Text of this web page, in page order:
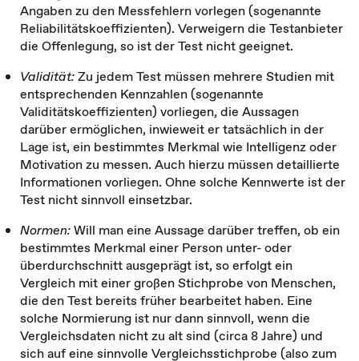
Angaben zu den Messfehlern vorlegen (sogenannte
Reliabilitätskoeffizienten). Verweigern die Testanbieter
die Offenlegung, so ist der Test nicht geeignet.
Validität:Zu jedem Test müssen mehrere Studien mit
entsprechenden Kennzahlen (sogenannte
Validitätskoeffizienten) vorliegen, die Aussagen
darüber ermöglichen, inwieweit er tatsächlich in der
Lage ist, ein bestimmtes Merkmal wie Intelligenz oder
Motivation zu messen. Auch hierzu müssen detaillierte
Informationen vorliegen. Ohne solche Kennwerte ist der
Test nicht sinnvoll einsetzbar.
Normen:Will man eine Aussage darüber treffen, ob ein
bestimmtes Merkmal einer Person unter- oder
überdurchschnitt ausgeprägt ist, so erfolgt ein
Vergleich mit einer großen Stichprobe von Menschen,
die den Test bereits früher bearbeitet haben. Eine
solche Normierung ist nur dann sinnvoll, wenn die
Vergleichsdaten nicht zu alt sind (circa 8 Jahre) und
sich auf eine sinnvolle Vergleichsstichprobe (also zum